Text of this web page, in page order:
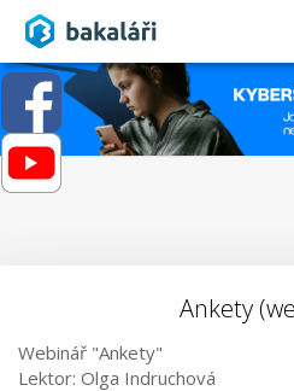
Ankety
Webinář "Ankety"
Lektor: Olga Indruchová